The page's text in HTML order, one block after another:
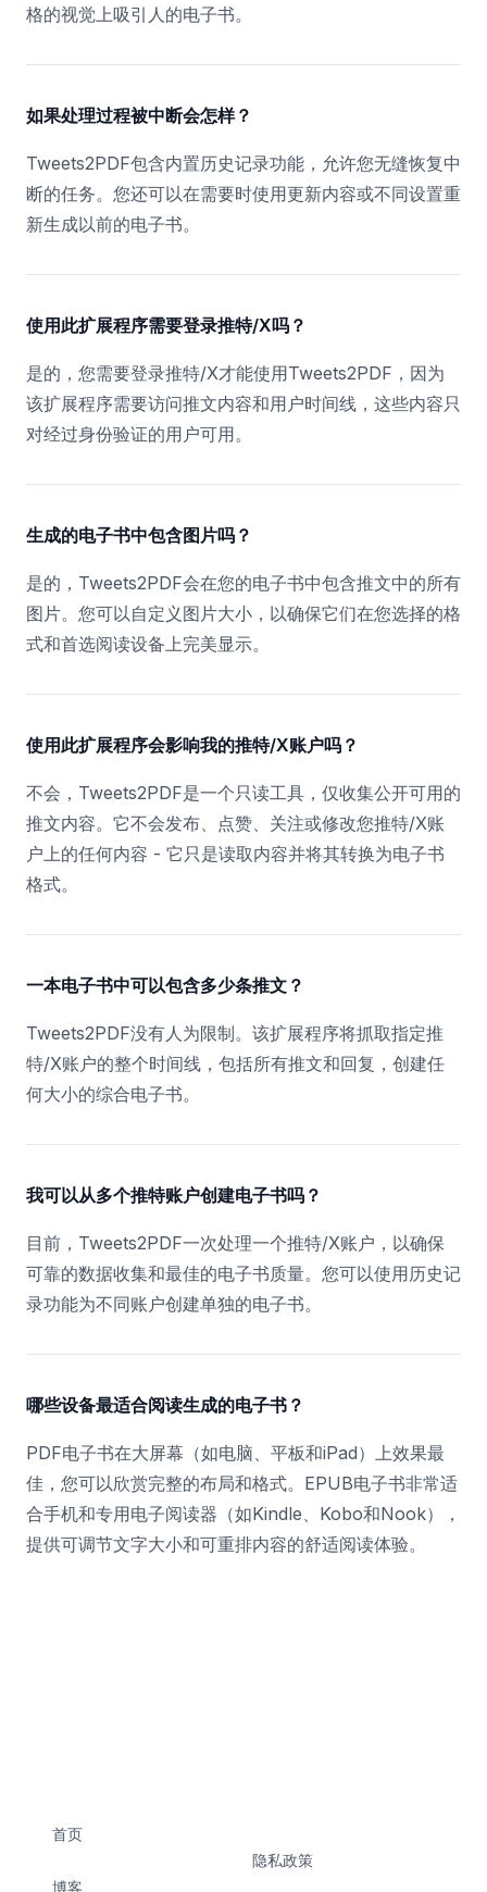
格的视觉上吸引人的电子书。
如果处理过程被中断会怎样？
Tweets2PDF包含内置历史记录功能，允许您无缝恢复中
断的任务。您还可以在需要时使用更新内容或不同设置重
新生成以前的电子书。
使用此扩展程序需要登录推特/X吗？
是的，您需要登录推特/X才能使用Tweets2PDF，因为
该扩展程序需要访问推文内容和用户时间线，这些内容只
对经过身份验证的用户可用。
生成的电子书中包含图片吗？
是的，Tweets2PDF会在您的电子书中包含推文中的所有
图片。您可以自定义图片大小，以确保它们在您选择的格
式和首选阅读设备上完美显示。
使用此扩展程序会影响我的推特/X账户吗？
不会，Tweets2PDF是一个只读工具，仅收集公开可用的
推文内容。它不会发布、点赞、关注或修改您推特/X账
户上的任何内容 - 它只是读取内容并将其转换为电子书
格式。
一本电子书中可以包含多少条推文？
Tweets2PDF没有人为限制。该扩展程序将抓取指定推
特/X账户的整个时间线，包括所有推文和回复，创建任
何大小的综合电子书。
我可以从多个推特账户创建电子书吗？
目前，Tweets2PDF一次处理一个推特/X账户，以确保
可靠的数据收集和最佳的电子书质量。您可以使用历史记
录功能为不同账户创建单独的电子书。
哪些设备最适合阅读生成的电子书？
PDF电子书在大屏幕（如电脑、平板和iPad）上效果最
佳，您可以欣赏完整的布局和格式。EPUB电子书非常适
合手机和专用电子阅读器（如Kindle、Kobo和Nook），
提供可调节文字大小和可重排内容的舒适阅读体验。
首页
博客
隐私政策